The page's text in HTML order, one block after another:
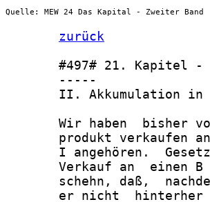
Quelle: MEW 24 Das Kapital - Zweiter Band
zurück